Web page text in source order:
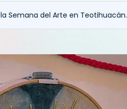
Semana del Arte en Teotihuacán.